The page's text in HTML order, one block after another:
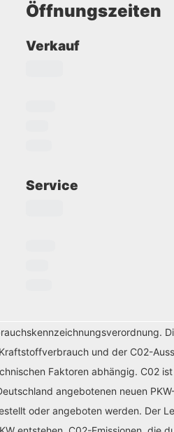
Öffnungszeiten
Verkauf
Service
und der C02-
Faktoren abhängig. C02
angebotenen neuen
oder angeboten werden. Der